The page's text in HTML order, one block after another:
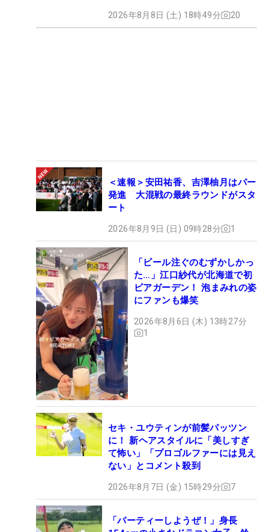
2026年8月8日 (土) 18時49分 20
＜速報＞安田祐香、吉澤柚月はパー
発進 大混戦の最終ラウンドがスタ
ート
2026年8月9日 (日) 09時28分 1
「ビール注ぐのむずかしかっ
た…」江口紗代が北海道で初
ビアガーデン！ 泡まみれの姿
にファンも爆笑
2026年8月6日 (木) 13時27分
1
セキ・ユウティンが前髪パッツン
に！ 新ヘアスタイルに「美しすぎ
て怖い」「プロゴルファーには見え
ない」とコメント殺到
2026年8月7日 (金) 15時29分 7
「パーティーしようぜ！」身長